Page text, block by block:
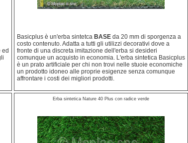
ed
Basicplus è un'erba sintetca BASE da 20 mm di sporgenza a
costo contenuto. Adatta a tutti gli utilizzi decorativi dove a
fronte di una discreta imitazione dell'erba si desideri
comunque un acquisto in economia. L'erba sintetica Basicplus
è un prato artificiale per chi non trovi nelle stuoie economiche
un prodotto idoneo alle proprie esigenze senza comunque
affrontare i costi dei migliori prodotti.
Erba sintetica Nature 40 Plus con radice verde